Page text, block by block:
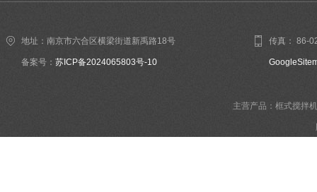
地址：南京市六合区横梁街道新禹路18号
备案号： 苏ICP备2024065803号-10
传真： 86-
主营产品：框式搅拌